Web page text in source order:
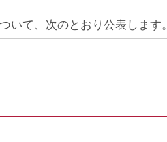
て、次のとおり公表します。